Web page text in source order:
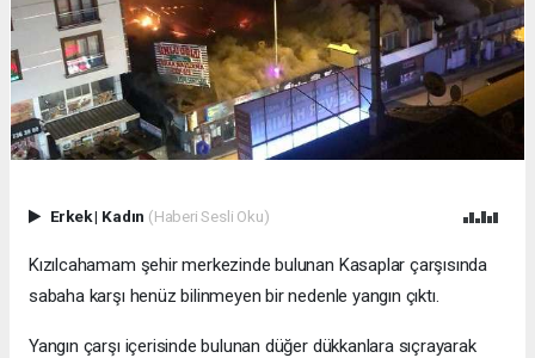
Erkek| Kadın (Haberi Sesli Oku)
Kızılcahamam şehir merkezinde bulunan Kasaplar çarşısında
sabaha karşı henüz bilinmeyen bir nedenle yangın çıktı.
Yangın çarşı içerisinde bulunan düğer dükkanlara sıçrayarak